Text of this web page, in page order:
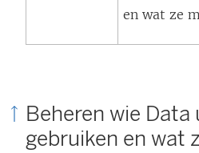
en wat ze
Beheren wie
gebruiken en wat